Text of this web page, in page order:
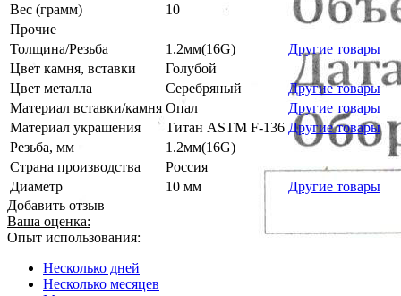
Вес (грамм)
10
Прочие
Толщина/Резьба
1.2мм(16G)
Другие товары
Цвет камня, вставки
Голубой
Цвет металла
Серебряный
Другие товары
Материал вставки/камня Опал
Другие товары
Материал украшения
Титан ASTM F-136 Другие товары
Резьба, мм
1.2мм(16G)
Страна производства
Россия
Диаметр
10 мм
Другие товары
Добавить отзыв
Ваша оценка:
Опыт использования:
Несколько дней
Несколько месяцев